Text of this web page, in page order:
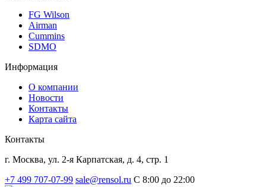
FG Wilson
Airman
Cummins
SDMO
Информация
О компании
Новости
Контакты
Карта сайта
Контакты
г. Москва, ул. 2-я Карпатская, д. 4, стр. 1
+7 499 707-07-99 sale@rensol.ru C 8:00 до 22:00